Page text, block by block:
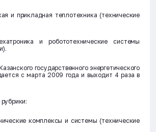
и прикладная теплотехника (технические
и робототехнические системы
государственного энергетического
с марта 2009 года и выходит 4 раза в
комплексы и системы (технические